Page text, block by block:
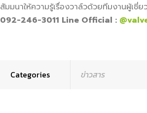
สัมมนาให้ความรู้เรื่องวาล์วด้วยทีมงานผู้เชี่
092-246-3011 Line Official :
Categories ข่าวสาร